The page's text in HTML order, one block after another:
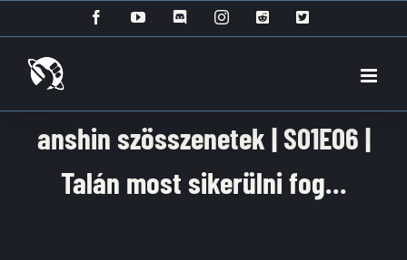
FacebookYouTube DiscordInstagramRedditX
anshin szösszenetek | S01E06 |
Talán most sikerülni fog…